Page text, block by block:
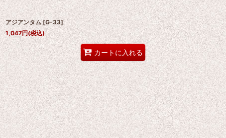
アジアンタム [G-33]
1,047円(税込)
カートに入れる